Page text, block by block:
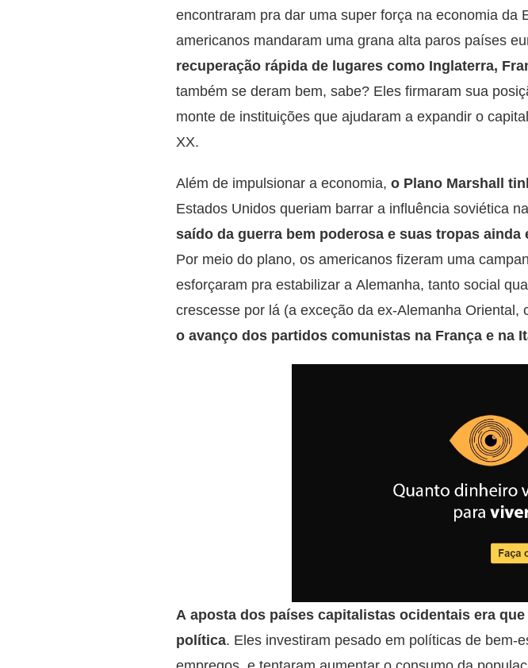
encontraram pra dar uma super força na economia
americanos mandaram uma grana alta paros países
recuperação rápida de lugares como Inglaterra,
também se deram bem, sabe? Eles firmaram sua
monte de instituições que ajudaram a expandir o
XX.
Além de impulsionar a economia, o Plano Marshall
Estados Unidos queriam barrar a influência soviética
saído da guerra bem poderosa e suas tropas
Por meio do plano, os americanos fizeram uma
esforçaram pra estabilizar a Alemanha, tanto social
crescesse por lá (a exceção da ex-Alemanha
o avanço dos partidos comunistas na França e na
A aposta dos países capitalistas ocidentais era
política. Eles investiram pesado em políticas de